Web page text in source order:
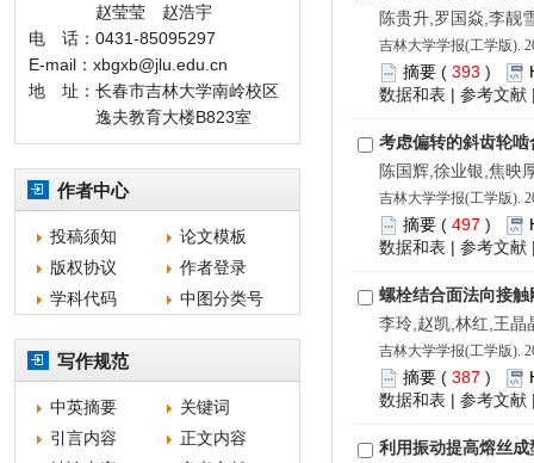
赵莹莹 赵浩宇
电 话：0431-85095297
E-mail：xbgxb@jlu.edu.cn
地 址：长春市吉林大学南岭校区
逸夫教育大楼B823室
作者中心
投稿须知
论文模板
版权协议
作者登录
学科代码
中图分类号
写作规范
中英摘要
关键词
引言内容
正文内容
陈贵升,罗国焱,李靓
吉林大学学报(工学版).
摘要 ( 393 )
数据和表 | 参考文献
考虑偏转的斜齿轮
陈国辉,徐业银,焦映
吉林大学学报(工学版).
摘要 ( 497 )
数据和表 | 参考文献
螺栓结合面法向接
李玲,赵凯,林红,王晶
吉林大学学报(工学版).
摘要 ( 387 )
数据和表 | 参考文献
利用振动提高熔丝